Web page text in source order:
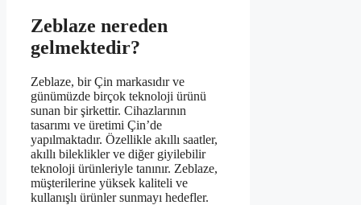
Zeblaze nereden
gelmektedir?
Zeblaze, bir Çin markasıdır ve
günümüzde birçok teknoloji ürünü
sunan bir şirkettir. Cihazlarının
tasarımı ve üretimi Çin’de
yapılmaktadır. Özellikle akıllı saatler,
akıllı bileklikler ve diğer giyilebilir
teknoloji ürünleriyle tanınır. Zeblaze,
müşterilerine yüksek kaliteli ve
kullanışlı ürünler sunmayı hedefler.